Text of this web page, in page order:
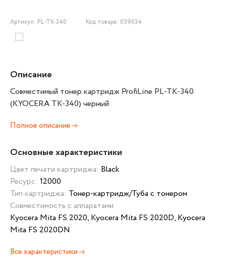
Артикул: PL-TK-340 Код товара: 059034
Описание
Совместимый тонер картридж ProfiLine PL-TK-340
(KYOCERA TK-340) черный
Полное описание
Основные характеристики
Цвет печати картриджа: Black
Ресурс: 12000
Тип картриджа: Тонер-картридж/Туба с тонером
Совместимость с аппаратами:
Kyocera Mita FS 2020, Kyocera Mita FS 2020D, Kyocera
Mita FS 2020DN
Все характеристики